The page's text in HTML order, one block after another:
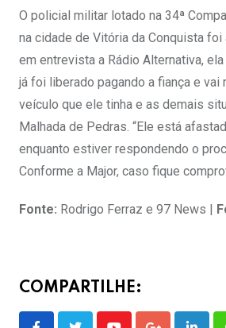
O policial militar lotado na 34ª
na cidade de Vitória da Conquista
em entrevista a Rádio Alternativa,
já foi liberado pagando a fiança e
veículo que ele tinha e as demais
Malhada de Pedras. “Ele está
enquanto estiver respondendo o
Conforme a Major, caso fique
Fonte: Rodrigo Ferraz e 97 News |
COMPARTILHE: